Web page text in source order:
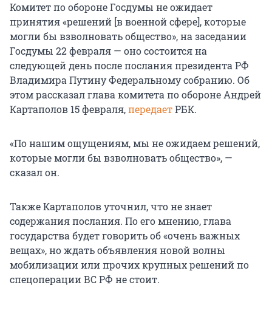
Комитет по обороне Госдумы не ожидает
принятия «решений [в военной сфере], которые
могли бы взволновать общество», на заседании
Госдумы 22 февраля — оно состоится на
следующей день после послания президента РФ
Владимира Путину Федеральному собранию. Об
этом рассказал глава комитета по обороне Андрей
Картаполов 15 февраля,передаетРБК.
«По нашим ощущениям, мы не ожидаем решений,
которые могли бы взволновать общество», —
сказал он.
Также Картаполов уточнил, что не знает
содержания послания. По его мнению, глава
государства будет говорить об «очень важных
вещах», но ждать объявления новой волны
мобилизации или прочих крупных решений по
спецоперации ВС РФ не стоит.